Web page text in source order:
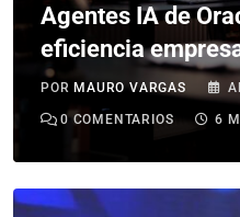
Agentes IA de
eficiencia
PORMAURO VARGAS
0COMENTARIOS 6